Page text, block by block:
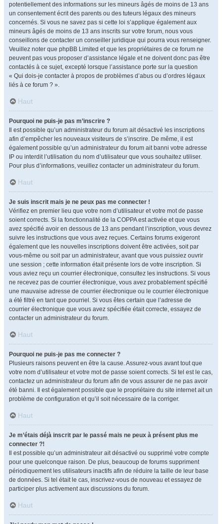
potentiellement des informations sur les mineurs âgés de moins de 13 ans
un consentement écrit des parents ou des tuteurs légaux des mineurs
concernés. Si vous ne savez pas si cette loi s’applique également aux
mineurs âgés de moins de 13 ans inscrits sur votre forum, nous vous
conseillons de contacter un conseiller juridique qui pourra vous renseigner.
Veuillez noter que phpBB Limited et que les propriétaires de ce forum ne
peuvent pas vous proposer d’assistance légale et ne doivent donc pas être
contactés à ce sujet, excepté lorsque l’assistance porte sur la question
« Qui dois-je contacter à propos de problèmes d’abus ou d’ordres légaux
liés à ce forum ? ».
Haut
Pourquoi ne puis-je pas m’inscrire ?
Il est possible qu’un administrateur du forum ait désactivé les inscriptions
afin d’empêcher les nouveaux visiteurs de s’inscrire. De même, il est
également possible qu’un administrateur du forum ait banni votre adresse
IP ou interdit l’utilisation du nom d’utilisateur que vous souhaitez utiliser.
Pour plus d’informations, veuillez contacter un administrateur du forum.
Haut
Je suis inscrit mais je ne peux pas me connecter !
Vérifiez en premier lieu que votre nom d’utilisateur et votre mot de passe
soient corrects. Si la fonctionnalité de la COPPA est activée et que vous
avez spécifié avoir en dessous de 13 ans pendant l’inscription, vous devrez
suivre les instructions que vous avez reçues. Certains forums exigeront
également que les nouvelles inscriptions doivent être activées, soit par
vous-même ou soit par un administrateur, avant que vous puissiez ouvrir
une session ; cette information était présente lors de votre inscription. Si
vous aviez reçu un courrier électronique, consultez les instructions. Si vous
ne recevez pas de courrier électronique, vous avez probablement spécifié
une mauvaise adresse de courrier électronique ou le courrier électronique
a été filtré en tant que pourriel. Si vous êtes certain que l’adresse de
courrier électronique que vous avez spécifiée était correcte, essayez de
contacter un administrateur du forum.
Haut
Pourquoi ne puis-je pas me connecter ?
Plusieurs raisons peuvent en être la cause. Assurez-vous avant tout que
votre nom d’utilisateur et votre mot de passe soient corrects. Si tel est le cas,
contactez un administrateur du forum afin de vous assurer de ne pas avoir
été banni. Il est également possible que le propriétaire du site internet ait un
problème de configuration et qu’il soit nécessaire de la corriger.
Haut
Je m’étais déjà inscrit par le passé mais ne peux à présent plus me
connecter ?!
Il est possible qu’un administrateur ait désactivé ou supprimé votre compte
pour une quelconque raison. De plus, beaucoup de forums suppriment
périodiquement les utilisateurs inactifs afin de réduire la taille de leur base
de données. Si tel était le cas, inscrivez-vous de nouveau et essayez de
participer plus activement aux discussions du forum.
Haut